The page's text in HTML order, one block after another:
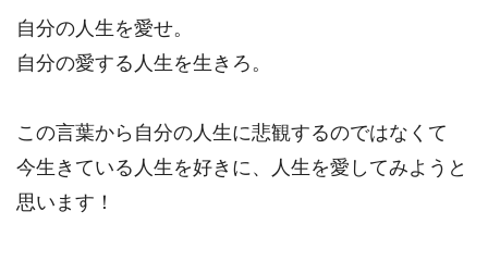
自分の人生を愛せ。
自分の愛する人生を生きろ。
この言葉から自分の人生に悲観するのではなくて
今生きている人生を好きに、人生を愛してみようと
思います！